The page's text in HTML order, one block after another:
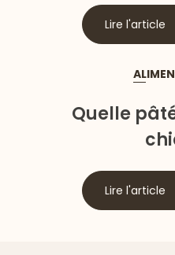
Lire l'article
Quelle
Lire l'article